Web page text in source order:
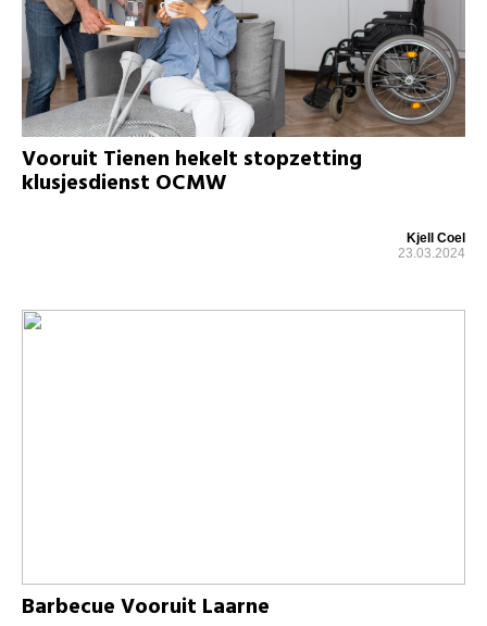
Vooruit Tienen hekelt stopzetting
klusjesdienst OCMW
Kjell Coel
23.03.2024
Barbecue Vooruit Laarne